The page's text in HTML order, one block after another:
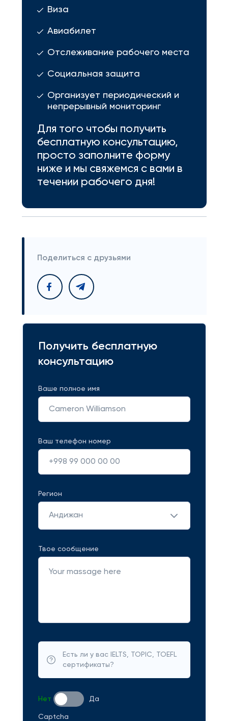
Виза
Авиабилет
Отслеживание рабочего места
Социальная защита
Организует периодический и
непрерывный мониторинг
Для того чтобы получить
бесплатную консультацию,
просто заполните форму
ниже и мы свяжемся с вами в
течении рабочего дня!
Поделиться с друзьями
Получить бесплатную
консультацию
Ваше полное имя
Ваш телефон номер
Регион
Андижан
Твое сообщение
Есть ли у вас IELTS, TOPIC, TOEFL
сертификаты?
Нет Да
Captcha